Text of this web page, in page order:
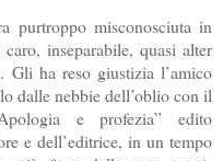
purtroppo misconosciuta in
inseparabile, quasi alter
Gli ha reso giustizia l’amico
dalle nebbie dell’oblio con il
e profezia” edito
e dell’editrice, in un tempo